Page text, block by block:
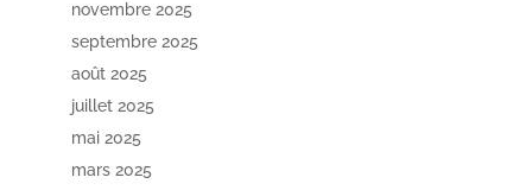
novembre 2025
septembre 2025
août 2025
juillet 2025
mai 2025
mars 2025